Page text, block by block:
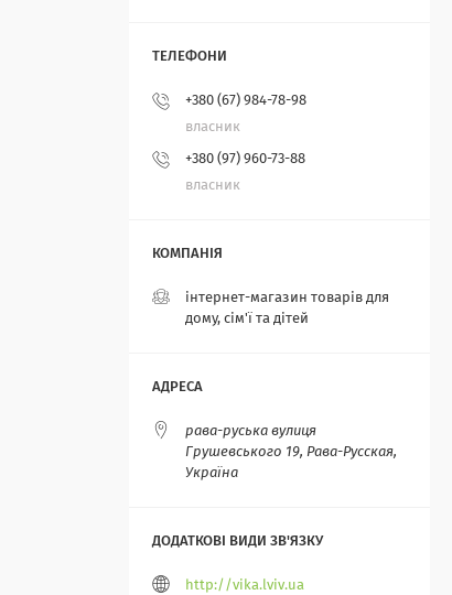
+380 (67) 984-78-98
власник
+380 (97) 960-73-88
власник
інтернет-магазин товарів для
дому, сім'ї та дітей
рава-руська вулиця
Грушевського 19, Рава-Русская,
Україна
http://vika.lviv.ua